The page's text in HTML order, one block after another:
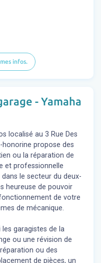
infos.
- Yamaha
localisé au 3 Rue Des
honorine propose des
ou la réparation de
et professionnelle
le secteur du deux-
heureuse de pouvoir
de votre
de mécanique.
garagistes de la
ou une révision de
ou des
de pièces, un